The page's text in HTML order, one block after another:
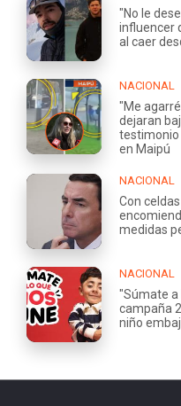
"No le
influencer
al caer
NACIONAL
"Me
dejaran
testimonio
en Maipú
NACIONAL
Con
medidas
NACIONAL
"Súmate a
campaña
niño